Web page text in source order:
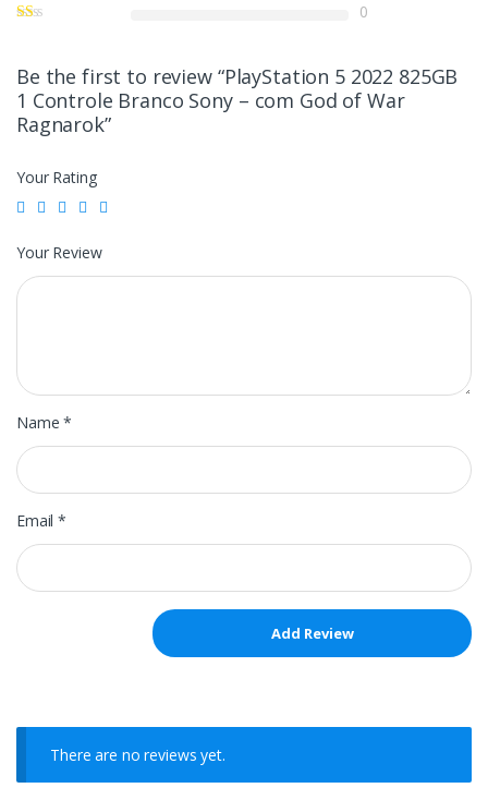
0
Be the first to review “PlayStation 5 2022 825GB
1 Controle Branco Sony – com God of War
Ragnarok”
Your Rating
Your Review
Name*
Email*
There are no reviews yet.